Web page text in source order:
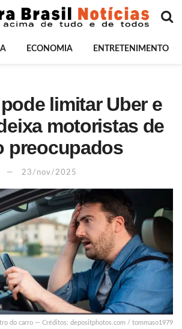
ECONOMIA ENTRETENIMENTO
limitar Uber e
motoristas de
preocupados
23/nov/2025
do carro — Créditos: depositphotos.com / tommaso1979